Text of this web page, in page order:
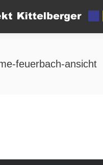
feuerbach-ansicht